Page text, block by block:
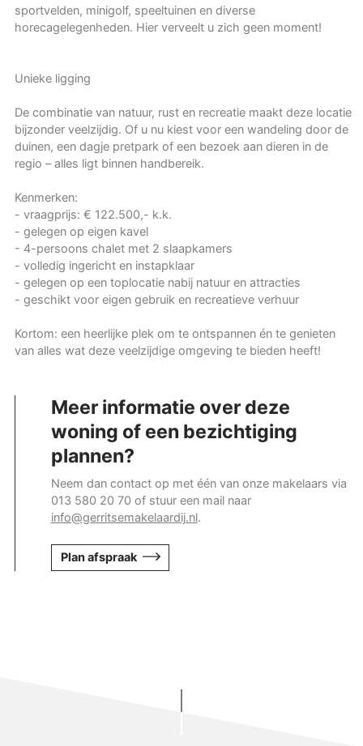
sportvelden, minigolf, speeltuinen en diverse
horecagelegenheden. Hier verveelt u zich geen moment!
Unieke ligging
De combinatie van natuur, rust en recreatie maakt deze locatie
bijzonder veelzijdig. Of u nu kiest voor een wandeling door de
duinen, een dagje pretpark of een bezoek aan dieren in de
regio – alles ligt binnen handbereik.
Kenmerken:
- vraagprijs: € 122.500,- k.k.
- gelegen op eigen kavel
- 4-persoons chalet met 2 slaapkamers
- volledig ingericht en instapklaar
- gelegen op een toplocatie nabij natuur en attracties
- geschikt voor eigen gebruik en recreatieve verhuur
Kortom: een heerlijke plek om te ontspannen én te genieten
van alles wat deze veelzijdige omgeving te bieden heeft!
Meer informatie over deze
woning of een bezichtiging
plannen?
Neem dan contact op met één van onze makelaars via
013 580 20 70 of stuur een mail naar
info@gerritsemakelaardij.nl.
Plan afspraak